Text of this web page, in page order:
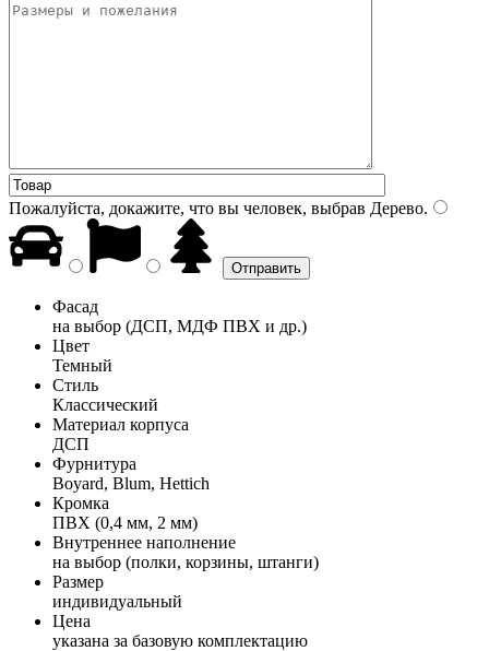
Пожалуйста, докажите, что вы человек, выбрав Дерево.
Фасад
на выбор (ДСП, МДФ ПВХ и др.)
Цвет
Темный
Стиль
Классический
Материал корпуса
ДСП
Фурнитура
Boyard, Blum, Hettich
Кромка
ПВХ (0,4 мм, 2 мм)
Внутреннее наполнение
на выбор (полки, корзины, штанги)
Размер
индивидуальный
Цена
указана за базовую комплектацию